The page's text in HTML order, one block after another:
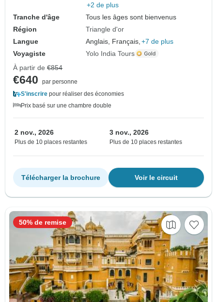
+2 de plus
Tranche d'âge
Tous les âges sont bienvenus
Région
Triangle d'or
Langue
Anglais, Français, +7 de plus
Voyagiste
Yolo India Tours
À partir de €854
€640
par personne
S'inscrire pour réaliser des économies
Prix basé sur une chambre double
2 nov., 2026
Plus de 10 places restantes
3 nov., 2026
Plus de 10 places restantes
Voir le circuit
Télécharger la brochure
50% de remise